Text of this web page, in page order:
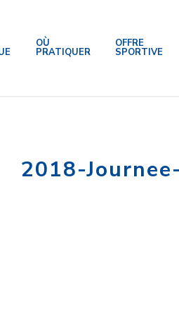
OÙ
PRATIQUER
OFFRE
SPORTIVE
2018-